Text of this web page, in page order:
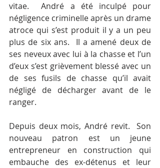
vitae.  André a été inculpé pour
négligence criminelle après un drame
atroce qui s’est produit il y a un peu
plus de six ans.  Il a amené deux de
ses neveux avec lui à la chasse et l’un
d’eux s’est grièvement blessé avec un
de ses fusils de chasse qu’il avait
négligé de décharger avant de le
ranger.
Depuis deux mois, André revit.  Son
nouveau patron est un jeune
entrepreneur en construction qui
embauche des ex-détenus et leur